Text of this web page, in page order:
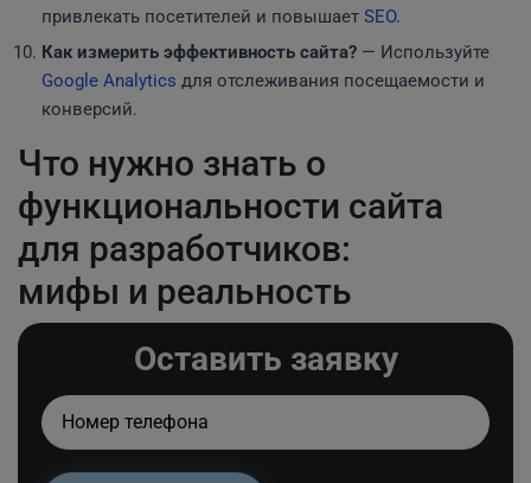
привлекать посетителей и повышает SEO.
Как измерить эффективность сайта? — Используйте
Google Analytics для отслеживания посещаемости и
конверсий.
Что нужно знать о
функциональности сайта
для разработчиков:
мифы и реальность
Оставить заявку